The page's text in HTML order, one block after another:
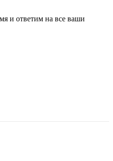
и ответим на все ваши